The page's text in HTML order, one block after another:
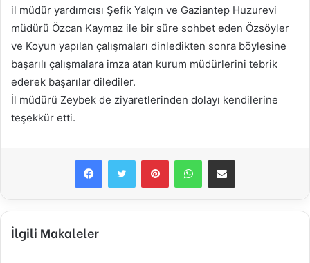
il müdür yardımcısı Şefik Yalçın ve Gaziantep Huzurevi
müdürü Özcan Kaymaz ile bir süre sohbet eden Özsöyler
ve Koyun yapılan çalışmaları dinledikten sonra böylesine
başarılı çalışmalara imza atan kurum müdürlerini tebrik
ederek başarılar dilediler.
İl müdürü Zeybek de ziyaretlerinden dolayı kendilerine
teşekkür etti.
FacebookTwitter PinterestWhatsAppE-Posta ile paylaş
İlgili Makaleler